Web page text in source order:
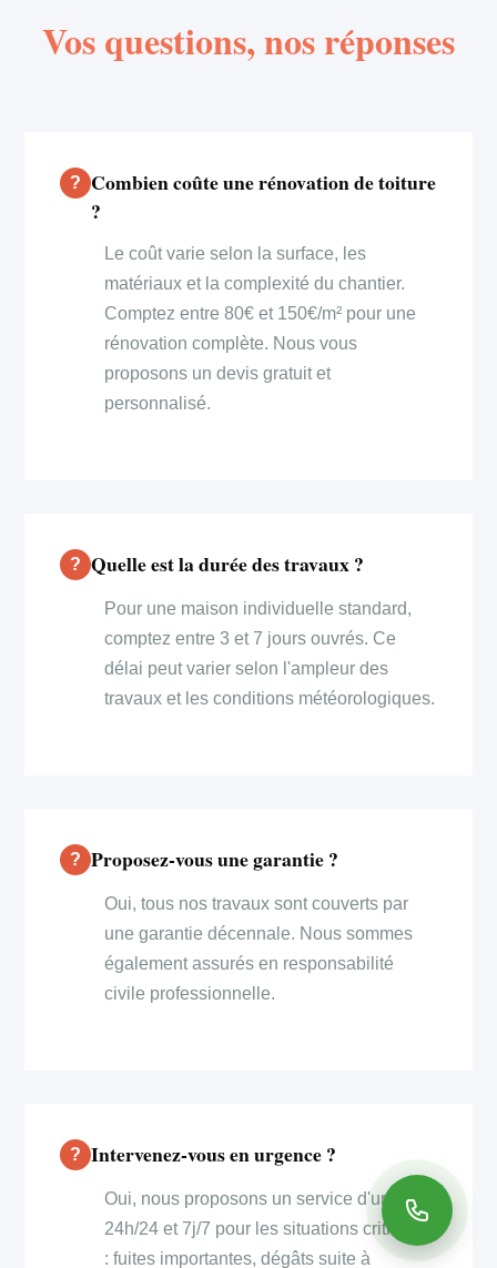
Vos questions, nos réponses
Combien coûte une rénovation de toiture
?
Le coût varie selon la surface, les
matériaux et la complexité du chantier.
Comptez entre 80€ et 150€/m² pour une
rénovation complète. Nous vous
proposons un devis gratuit et
personnalisé.
Quelle est la durée des travaux ?
Pour une maison individuelle standard,
comptez entre 3 et 7 jours ouvrés. Ce
délai peut varier selon l'ampleur des
travaux et les conditions météorologiques.
Proposez-vous une garantie ?
Oui, tous nos travaux sont couverts par
une garantie décennale. Nous sommes
également assurés en responsabilité
civile professionnelle.
Intervenez-vous en urgence ?
Oui, nous proposons un service d'urgence
24h/24 et 7j/7 pour les situations critiques
: fuites importantes, dégâts suite à